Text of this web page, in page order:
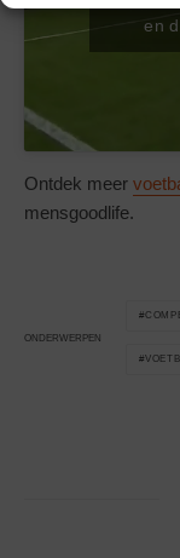
en
Ontdek meer
mensgoodlife.
ONDERWERPEN